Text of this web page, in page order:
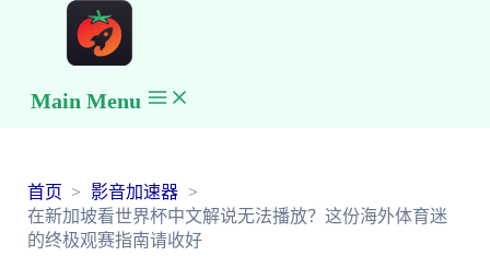
Main Menu
首页
影音加速器
在新加坡看世界杯中文解说无法播放？这份海外体育迷
的终极观赛指南请收好